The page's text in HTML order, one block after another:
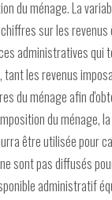
du ménage. La
sur les
administratives qui
tant les revenus
du ménage afin
du ménage,
être utilisée pour
sont pas diffusés
administratif